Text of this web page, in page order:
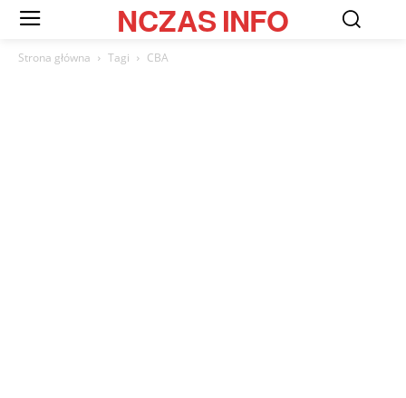
NCZASINFO
Strona główna Tagi CBA